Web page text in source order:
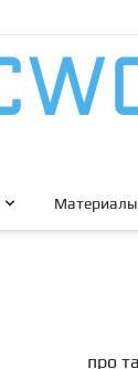
Материалы
про